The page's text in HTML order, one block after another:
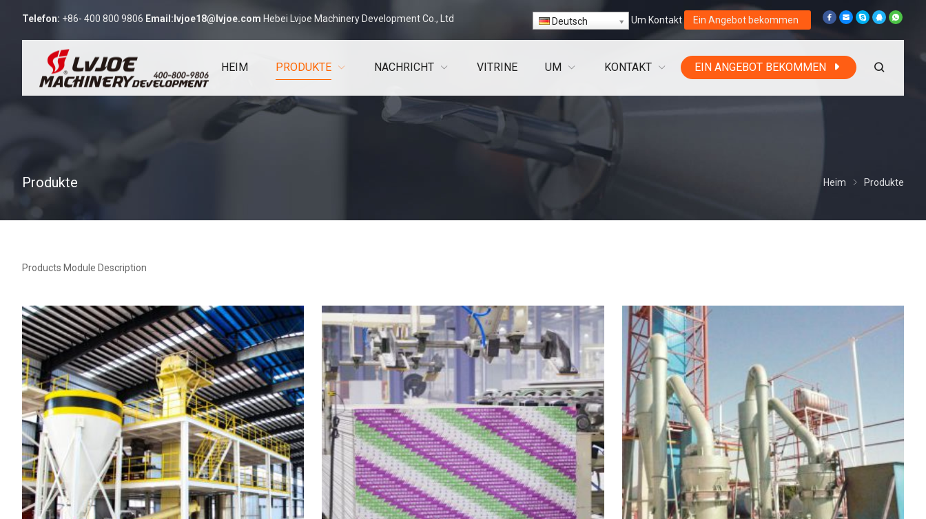
Telefon: +86- 400 800 9806 Email: lvjoe18@lvjoe.com Hebei Lvjoe Machinery Development Co., Ltd Deutsch Um Kontakt Ein Angebot bekommen
HEIM PRODUKTE NACHRICHT VITRINE UM KONTAKT EIN ANGEBOT BEKOMMEN
Produkte Heim Produkte
Products Module Description